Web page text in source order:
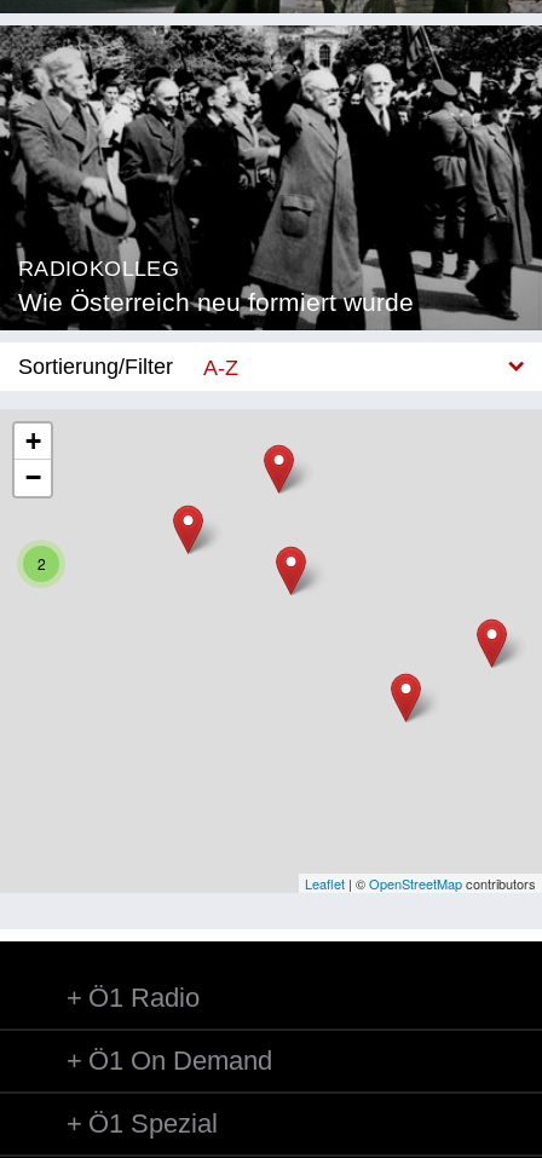
RADIOKOLLEG
Wie Österreich neu formiert wurde
Sortierung/Filter
A-Z
Bundesland
Kärnten
Vorarlberg
Besatzungsmächte
Frauen, Mütter, Kinder
2
+
−
Leaflet | ©OpenStreetMapcontributors
Ö1 Radio
Ö1 On Demand
Ö1 Spezial